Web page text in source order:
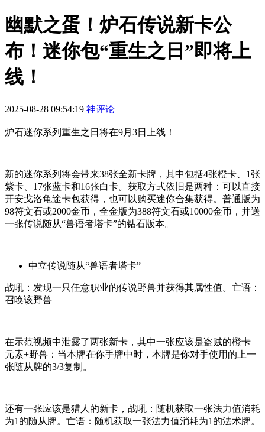
幽默之蛋！炉石传说新卡公
布！迷你包“重生之日”即将上
线！
2025-08-28 09:54:19 神评论
炉石迷你系列重生之日将在9月3日上线！
新的迷你系列将会带来38张全新卡牌，其中包括4张橙卡、1张
紫卡、17张蓝卡和16张白卡。获取方式依旧是两种：可以直接
开安戈洛龟途卡包获得，也可以购买迷你合集获得。普通版为
98符文石或2000金币，全金版为388符文石或10000金币，并送
一张传说随从“兽语者塔卡”的钻石版本。
中立传说随从“兽语者塔卡”
战吼：发现一只任意职业的传说野兽并获得其属性值。亡语：
召唤该野兽
在示范视频中泄露了两张新卡，其中一张应该是盗贼的橙卡
元素+野兽：当本牌在你手牌中时，本牌是你对手使用的上一
张随从牌的3/3复制。
还有一张应该是猎人的新卡，战吼：随机获取一张法力值消耗
为1的随从牌。亡语：随机获取一张法力值消耗为1的法术牌。